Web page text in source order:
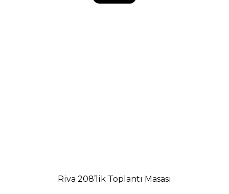
Riva 208’lik Toplantı Masası